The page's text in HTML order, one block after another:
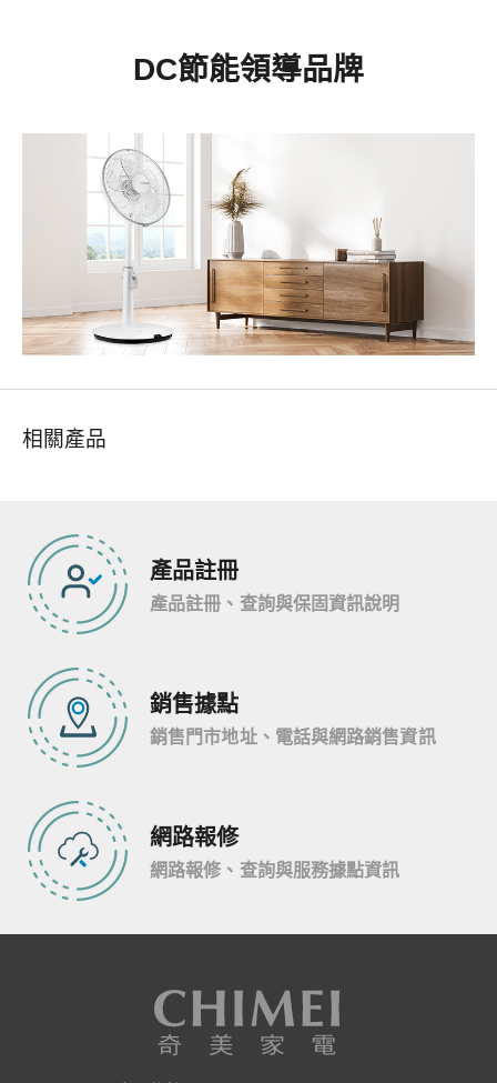
DC節能領導品牌
相關產品
產品註冊
產品註冊、查詢與保固資訊說明
銷售據點
銷售門市地址、電話與網路銷售資訊
網路報修
網路報修、查詢與服務據點資訊